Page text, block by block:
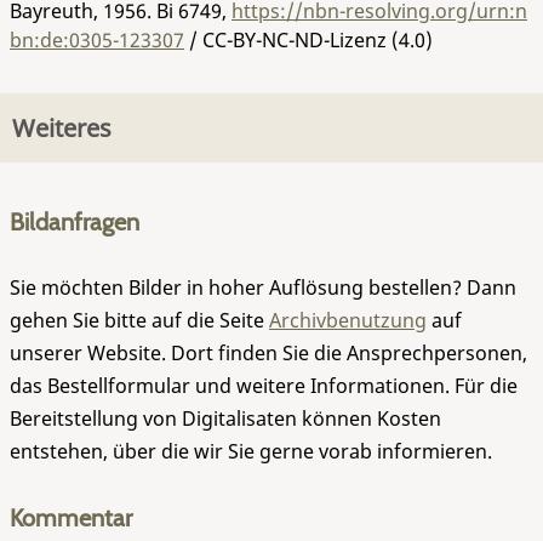
Bayreuth, 1956. Bi 6749, https://nbn-resolving.org/urn:n
bn:de:0305-123307 / CC-BY-NC-ND-Lizenz (4.0)
Weiteres
Bildanfragen
Sie möchten Bilder in hoher Auflösung bestellen? Dann
gehen Sie bitte auf die SeiteArchivbenutzung auf
unserer Website. Dort finden Sie die Ansprechpersonen,
das Bestellformular und weitere Informationen. Für die
Bereitstellung von Digitalisaten können Kosten
entstehen, über die wir Sie gerne vorab informieren.
Kommentar